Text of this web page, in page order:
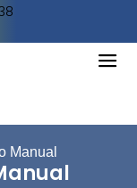
Manual